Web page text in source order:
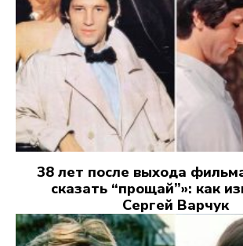
38 лет после выхода
сказать “прощай”»: как
Сергей Варчук